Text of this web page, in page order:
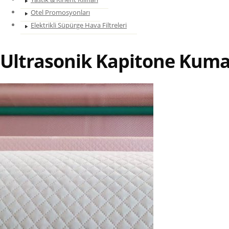
Otel Promosyonları
Elektrikli Süpürge Hava Filtreleri
Ultrasonik Kapitone